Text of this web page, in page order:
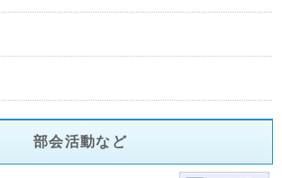
提言活動（行動する法人会）を更新しました
スケジュールを更新しました。
部会活動など